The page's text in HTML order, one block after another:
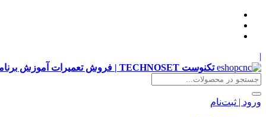
|
تکنوست TECHNOSET | فروش تعمیرات آموزش برنامه نویسی cnc زیمنس فانوک هایدن siemens ,fanuc, heidenhain ,hust, gsk
ورود | ثبت‌نام